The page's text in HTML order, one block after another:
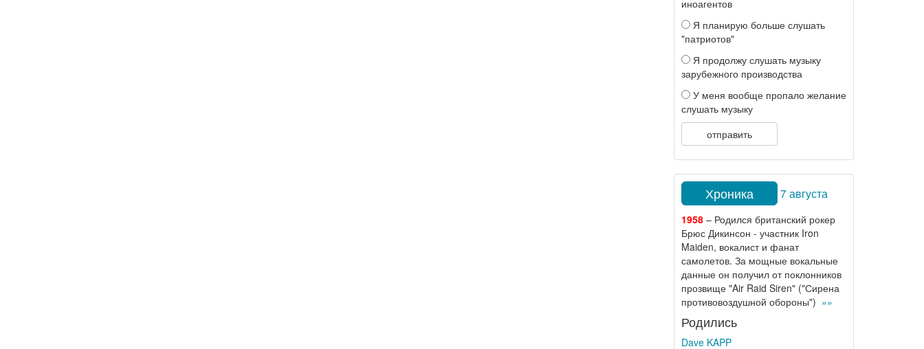
иноагентов
Я планирую больше слушать
"патриотов"
Я продолжу слушать музыку
зарубежного производства
У меня вообще пропало желание
слушать музыку
отправить
Хроника 7 августа
1958– Родился британский рокер
Брюс Дикинсон - участник Iron
Maiden, вокалист и фанат
самолетов. За мощные вокальные
данные он получил от поклонников
прозвище "Air Raid Siren" ("Сирена
противовоздушной обороны") »»
Родились
Dave KAPP